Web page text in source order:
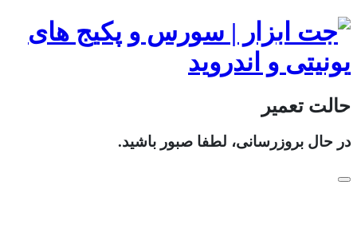
حالت تعمیر
در حال بروزرسانی، لطفا صبور باشید.